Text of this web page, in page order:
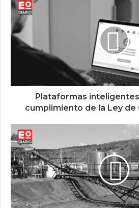
Plataformas
cumplimiento de la Ley de